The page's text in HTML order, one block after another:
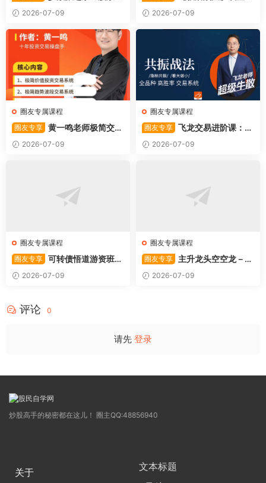
作系统—从入门到精通
2026-07-09
板后强势战法
2026-07-09
圈友专属课程
圈友专享 黄一鸣老师极简交易
系统2026-07-09
圈友专属课程
圈友专享 飞龙交易进阶课：共
振战法
2026-07-09
圈友专属课程
圈友专享 可转债悟道游资班出
奇系列悟道系列守正系列课程-
卓妍
2026-07-09
圈友专属课程
圈友专享
主升龙头空空龙－竞
价抢筹盘口的量化公式与十几
年的体系干货，全篇2026061
2026-07-09
评论 0
请先 登录
炒股高手的秘密都在这儿！ 圈主QQ:48856940
关于
文本标题